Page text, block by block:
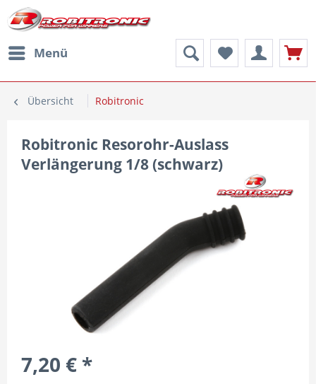
Menü
Übersicht Robitronic
Robitronic Resorohr-Auslass
Verlängerung 1/8 (schwarz)
7,20 € *